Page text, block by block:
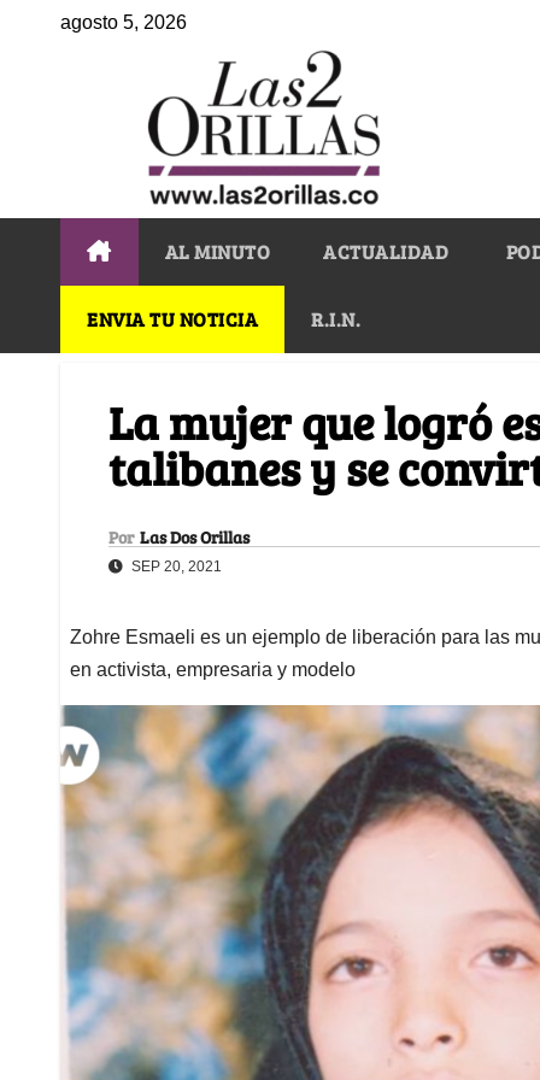
agosto 5, 2026
AL MINUTO ACTUALIDAD
ENVIA TU NOTICIA R.I.N.
La mujer que logró
talibanes y se
Por Las Dos Orillas
SEP 20, 2021
Zohre Esmaeli es un ejemplo de liberación para las
en activista, empresaria y modelo